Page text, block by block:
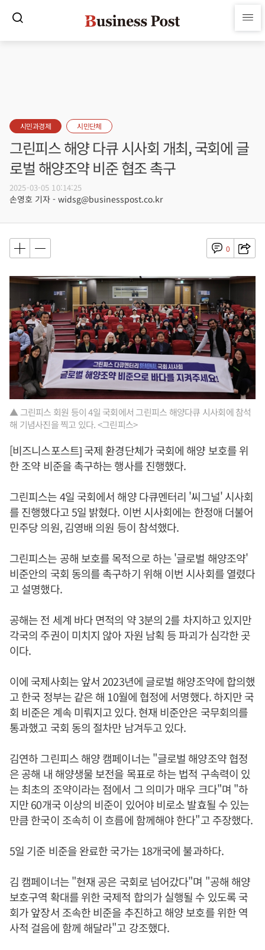
시민과경제 시민단체
그린피스 해양 다큐 시사회 개최, 국회에 글
로벌 해양조약 비준 협조 촉구
2025-03-05 10:14:25
손영호 기자 - widsg@businesspost.co.kr
0
▲ 그린피스 회원 등이 4일 국회에서 그린피스 해양다큐 시사회에 참석
해 기념사진을 찍고 있다. <그린피스>
[비즈니스포스트] 국제 환경단체가 국회에 해양 보호를 위
한 조약 비준을 촉구하는 행사를 진행했다.
그린피스는 4일 국회에서 해양 다큐멘터리 '씨그널' 시사회
를 진행했다고 5일 밝혔다. 이번 시사회에는 한정애 더불어
민주당 의원, 김영배 의원 등이 참석했다.
그린피스는 공해 보호를 목적으로 하는 '글로벌 해양조약'
비준안의 국회 동의를 촉구하기 위해 이번 시사회를 열렸다
고 설명했다.
공해는 전 세계 바다 면적의 약 3분의 2를 차지하고 있지만
각국의 주권이 미치지 않아 자원 남획 등 파괴가 심각한 곳
이다.
이에 국제사회는 앞서 2023년에 글로벌 해양조약에 합의했
고 한국 정부는 같은 해 10월에 협정에 서명했다. 하지만 국
회 비준은 계속 미뤄지고 있다. 현재 비준안은 국무회의를
통과했고 국회 동의 절차만 남겨두고 있다.
김연하 그린피스 해양 캠페이너는 "글로벌 해양조약 협정
은 공해 내 해양생물 보전을 목표로 하는 법적 구속력이 있
는 최초의 조약이라는 점에서 그 의미가 매우 크다"며 "하
지만 60개국 이상의 비준이 있어야 비로소 발효될 수 있는
만큼 한국이 조속히 이 흐름에 함께해야 한다"고 주장했다.
5일 기준 비준을 완료한 국가는 18개국에 불과하다.
김 캠페이너는 "현재 공은 국회로 넘어갔다"며 "공해 해양
보호구역 확대를 위한 국제적 합의가 실행될 수 있도록 국
회가 앞장서 조속한 비준을 추진하고 해양 보호를 위한 역
사적 걸음에 함께 해달라"고 강조했다.